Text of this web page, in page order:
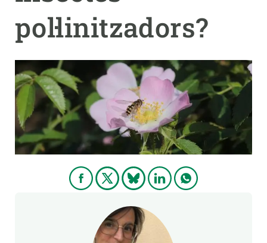
pol·linitzadors?
PARTICIPA
NOTÍCIES I AGENDA